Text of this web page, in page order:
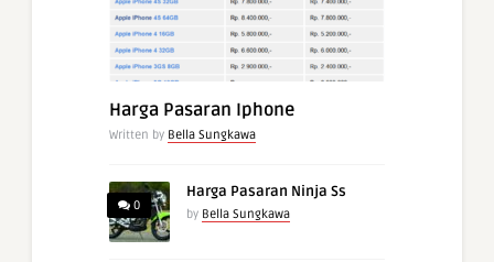
Harga Pasaran Iphone
Written by Bella Sungkawa
0
Harga Pasaran Ninja Ss
by Bella Sungkawa